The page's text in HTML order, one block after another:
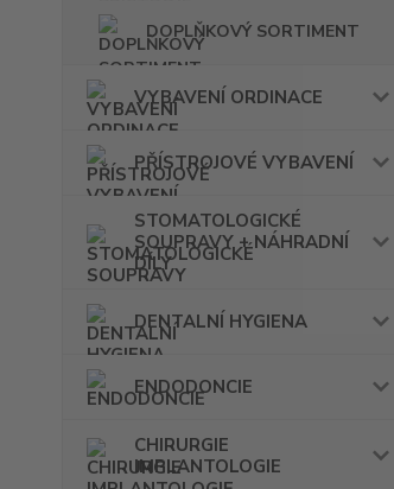
DOPLŇKOVÝ SORTIMENT
VYBAVENÍ ORDINACE
PŘÍSTROJOVÉ VYBAVENÍ
STOMATOLOGICKÉ
SOUPRAVY + NÁHRADNÍ
DÍLY
DENTALNÍ HYGIENA
ENDODONCIE
CHIRURGIE
IMPLANTOLOGIE